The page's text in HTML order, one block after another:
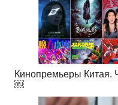
Кинопремьеры Китая.
￼